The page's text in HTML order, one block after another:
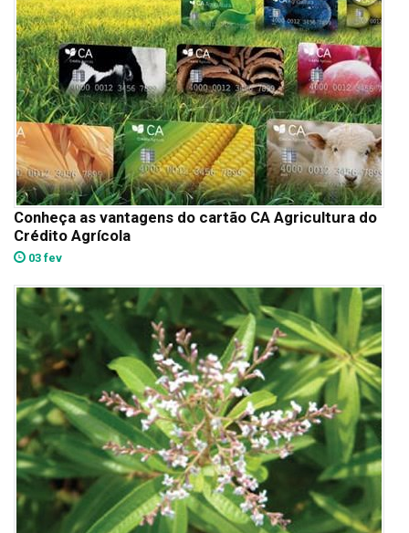
Conheça as vantagens do cartão CA Agricultura do
Crédito Agrícola
03 fev